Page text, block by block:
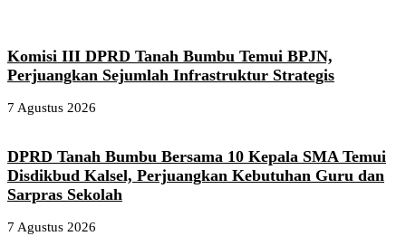
Komisi III DPRD Tanah Bumbu Temui BPJN,
Perjuangkan Sejumlah Infrastruktur Strategis
7 Agustus 2026
DPRD Tanah Bumbu Bersama 10 Kepala SMA Temui
Disdikbud Kalsel, Perjuangkan Kebutuhan Guru dan
Sarpras Sekolah
7 Agustus 2026